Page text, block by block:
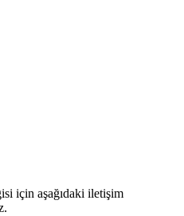
için aşağıdaki iletişim